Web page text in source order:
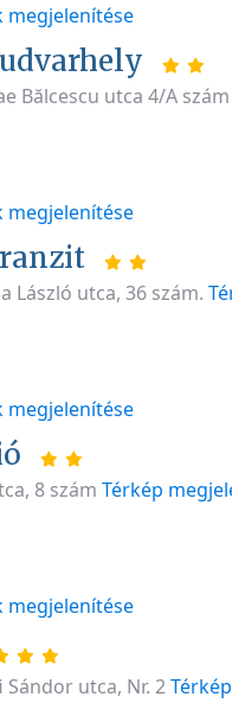
Bălcescu utca 4/A szám
László utca, 36 szám.
8 szám Térkép
utca, Nr. 2